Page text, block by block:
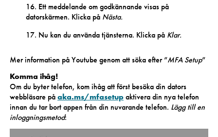
16. Ett meddelande om godkännande visas på
datorskärmen. Klicka på Nästa.
17. Nu kan du använda tjänsterna. Klicka på Klar.
Mer information på Youtube genom att söka efter ”MFA Setup”
Komma ihåg!
Om du byter telefon, kom ihåg att först besöka din dators
webbläsare påaka.ms/mfasetupaktivera din nya telefon
innan du tar bort appen från din nuvarande telefon. Lägg till en
inloggningsmetod: